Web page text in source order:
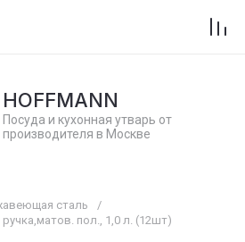
HOFFMANN
Посуда и кухонная утварь от
производителя в Москве
сталь
/
пол., 1,0 л. (12шт)